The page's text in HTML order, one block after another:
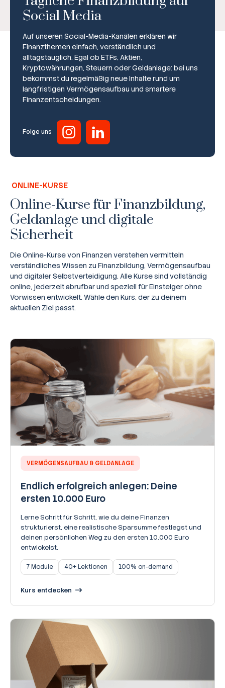
Broker-Vergleich
Ratgeber
Online Kurse
Social Media
Auf unseren Social-Media-Kanälen erklären wir
Finanzthemen einfach, verständlich und
alltagstauglich. Egal ob ETFs, Aktien,
Kryptowährungen, Steuern oder Geldanlage: bei uns
bekommst du regelmäßig neue Inhalte rund um
langfristigen Vermögensaufbau und smartere
Finanzentscheidungen.
Folge uns
ONLINE-KURSE
Online-Kurse für Finanzbildung,
Geldanlage und digitale
Sicherheit
Die Online-Kurse von Finanzen verstehen vermitteln
verständliches Wissen zu Finanzbildung, Vermögensaufbau
und digitaler Selbstverteidigung. Alle Kurse sind vollständig
online, jederzeit abrufbar und speziell für Einsteiger ohne
Vorwissen entwickelt. Wähle den Kurs, der zu deinem
aktuellen Ziel passt.
VERMÖGENSAUFBAU & GELDANLAGE
Endlich erfolgreich anlegen: Deine
ersten 10.000 Euro
Lerne Schritt für Schritt, wie du deine Finanzen
strukturierst, eine realistische Sparsumme festlegst und
deinen persönlichen Weg zu den ersten 10.000 Euro
entwickelst.
7 Module 40+ Lektionen 100% on-demand
Kurs entdecken